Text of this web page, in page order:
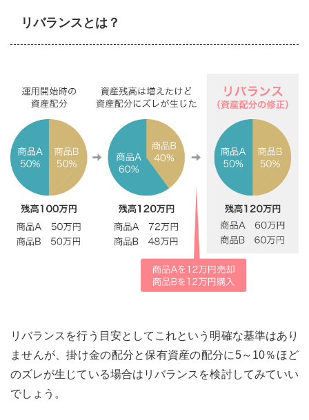
リバランスとは？
リバランスを行う目安としてこれという明確な基準はあり
ませんが、掛け金の配分と保有資産の配分に5～10％ほど
のズレが生じている場合はリバランスを検討してみていい
でしょう。